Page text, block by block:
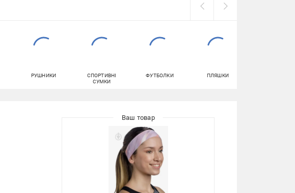
РУШНИКИ
СПОРТИВНІ
СУМКИ
ФУТБОЛКИ ПЛЯШКИ